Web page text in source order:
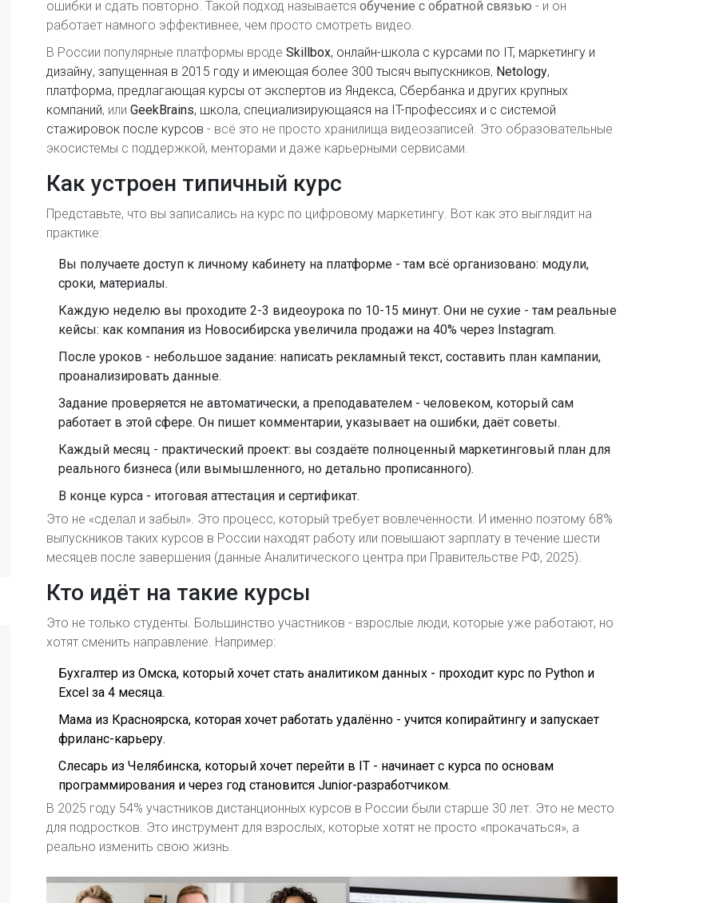
ошибки и сдать повторно. Такой подход называется обучение с обратной связью - и он
работает намного эффективнее, чем просто смотреть видео.
В России популярные платформы вроде Skillbox, онлайн-школа с курсами по IT, маркетингу и
дизайну, запущенная в 2015 году и имеющая более 300 тысяч выпускников, Netology,
платформа, предлагающая курсы от экспертов из Яндекса, Сбербанка и других крупных
компаний, или GeekBrains, школа, специализирующаяся на IT-профессиях и с системой
стажировок после курсов - всё это не просто хранилища видеозаписей. Это образовательные
экосистемы с поддержкой, менторами и даже карьерными сервисами.
Как устроен типичный курс
Представьте, что вы записались на курс по цифровому маркетингу. Вот как это выглядит на
практике:
Вы получаете доступ к личному кабинету на платформе - там всё организовано: модули,
сроки, материалы.
Каждую неделю вы проходите 2-3 видеоурока по 10-15 минут. Они не сухие - там реальные
кейсы: как компания из Новосибирска увеличила продажи на 40% через Instagram.
После уроков - небольшое задание: написать рекламный текст, составить план кампании,
проанализировать данные.
Задание проверяется не автоматически, а преподавателем - человеком, который сам
работает в этой сфере. Он пишет комментарии, указывает на ошибки, даёт советы.
Каждый месяц - практический проект: вы создаёте полноценный маркетинговый план для
реального бизнеса (или вымышленного, но детально прописанного).
В конце курса - итоговая аттестация и сертификат.
Это не «сделал и забыл». Это процесс, который требует вовлечённости. И именно поэтому 68%
выпускников таких курсов в России находят работу или повышают зарплату в течение шести
месяцев после завершения (данные Аналитического центра при Правительстве РФ, 2025).
Кто идёт на такие курсы
Это не только студенты. Большинство участников - взрослые люди, которые уже работают, но
хотят сменить направление. Например:
Бухгалтер из Омска, который хочет стать аналитиком данных - проходит курс по Python и
Excel за 4 месяца.
Мама из Красноярска, которая хочет работать удалённо - учится копирайтингу и запускает
фриланс-карьеру.
Слесарь из Челябинска, который хочет перейти в IT - начинает с курса по основам
программирования и через год становится Junior-разработчиком.
В 2025 году 54% участников дистанционных курсов в России были старше 30 лет. Это не место
для подростков. Это инструмент для взрослых, которые хотят не просто «прокачаться», а
реально изменить свою жизнь.